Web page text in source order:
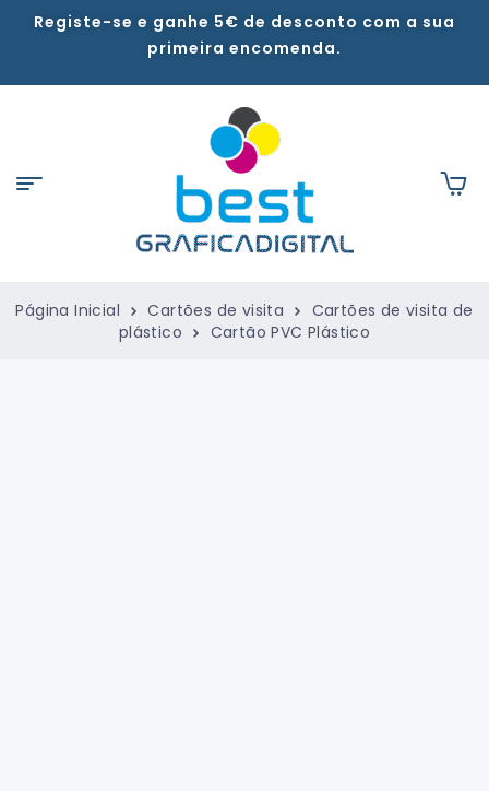
Registe-se e ganhe 5€ de desconto com a sua
primeira encomenda.
Página Inicial Cartões de visita
Cartões de visita de
plástico
Cartão PVC Plástico